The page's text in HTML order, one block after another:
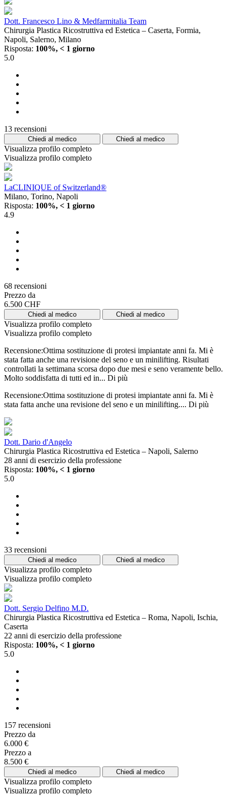
Dott. Francesco Lino & Medfarmitalia Team
Chirurgia Plastica Ricostruttiva ed Estetica – Caserta, Formia,
Napoli, Salerno, Milano
Risposta: 100%, < 1 giorno
5.0
13 recensioni
Chiedi al medico Chiedi al medico
Visualizza profilo completo
Visualizza profilo completo
LaCLINIQUE of Switzerland®
Milano, Torino, Napoli
Risposta: 100%, < 1 giorno
4.9
68 recensioni
Prezzo da
6.500 CHF
Chiedi al medico Chiedi al medico
Visualizza profilo completo
Visualizza profilo completo
Recensione:Ottima sostituzione di protesi impiantate anni fa. Mi è
stata fatta anche una revisione del seno e un minilifting. Risultati
controllati la settimana scorsa dopo due mesi e seno veramente bello.
Molto soddisfatta di tutti ed in... Di più
Recensione:Ottima sostituzione di protesi impiantate anni fa. Mi è
stata fatta anche una revisione del seno e un minilifting.... Di più
Dott. Dario d'Angelo
Chirurgia Plastica Ricostruttiva ed Estetica – Napoli, Salerno
28 anni di esercizio della professione
Risposta: 100%, < 1 giorno
5.0
33 recensioni
Chiedi al medico Chiedi al medico
Visualizza profilo completo
Visualizza profilo completo
Dott. Sergio Delfino M.D.
Chirurgia Plastica Ricostruttiva ed Estetica – Roma, Napoli, Ischia,
Caserta
22 anni di esercizio della professione
Risposta: 100%, < 1 giorno
5.0
157 recensioni
Prezzo da
6.000 €
Prezzo a
8.500 €
Chiedi al medico Chiedi al medico
Visualizza profilo completo
Visualizza profilo completo